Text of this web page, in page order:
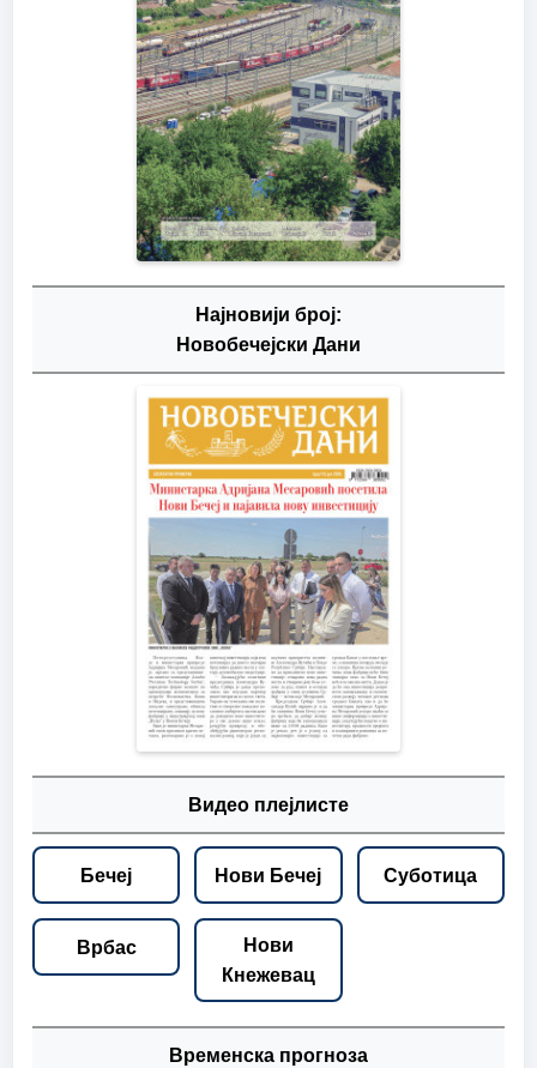
Најновији број:
Новобечејски Дани
Видео плејлисте
Бечеј Нови Бечеј Суботица
Врбас
Нови
Кнежевац
Временска прогноза